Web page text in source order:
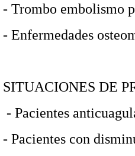
- Trombo embolismo
- Enfermedades
SITUACIONES DE
- Pacientes
- Pacientes con